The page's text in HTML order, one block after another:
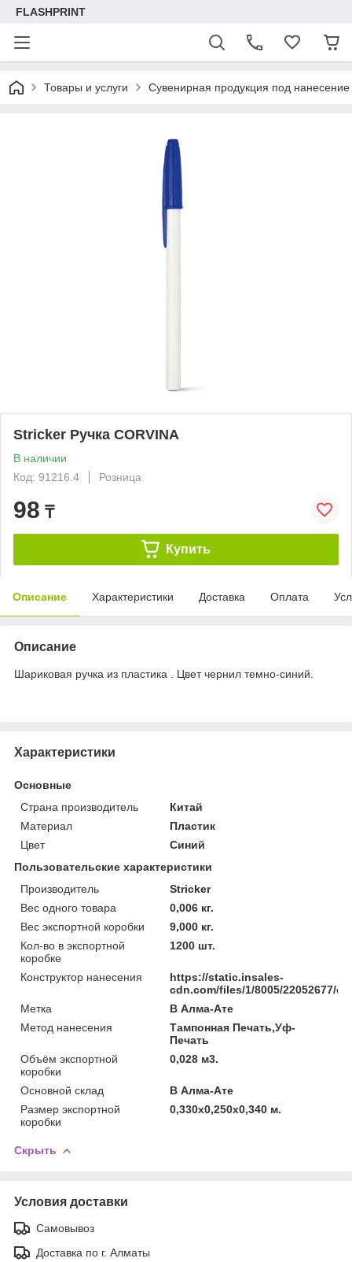
FLASHPRINT
Товары и услуги Сувенирная продукция под нанесение
Stricker Ручка CORVINA
В наличии
Код: 91216.4
Розница
98 ₸
Купить
Описание Характеристики Доставка Оплата
Описание
Шариковая ручка из пластика . Цвет чернил темно-синий.
Характеристики
Основные
Страна производитель
Китай
Материал
Пластик
Цвет
Синий
Пользовательские характеристики
Производитель
Stricker
Вес одного товара
0,006 кг.
Вес экспортной коробки
9,000 кг.
Кол-во в экспортной
коробке
1200 шт.
Конструктор нанесения
https://static.insales-
cdn.com/files/1/8005/22052677/
Метка
В Алма-Ате
Метод нанесения
Тампонная Печать,Уф-
Печать
Объём экспортной
коробки
0,028 м3.
Основной склад
В Алма-Ате
Размер экспортной
коробки
0,330x0,250x0,340 м.
Скрыть
Условия доставки
Самовывоз
Доставка по г. Алматы